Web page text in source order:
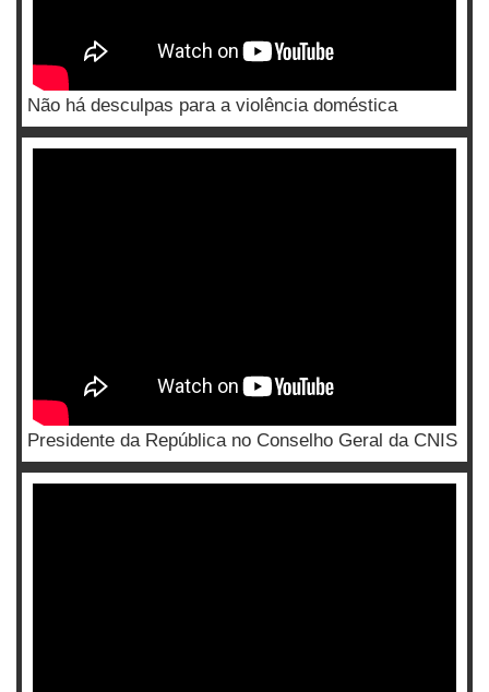
Não há desculpas para a violência doméstica
Presidente da República no Conselho Geral da CNIS